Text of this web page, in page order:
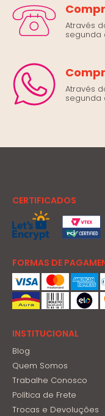
Através
segunda
Através
segunda
CERTIFICADOS
FORMAS DE
INSTITUCIONAL
Blog
Quem Somos
Trabalhe Conosco
Política de Frete
Trocas e Devoluções